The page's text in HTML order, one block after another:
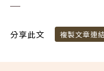
分享此文 複製文章連